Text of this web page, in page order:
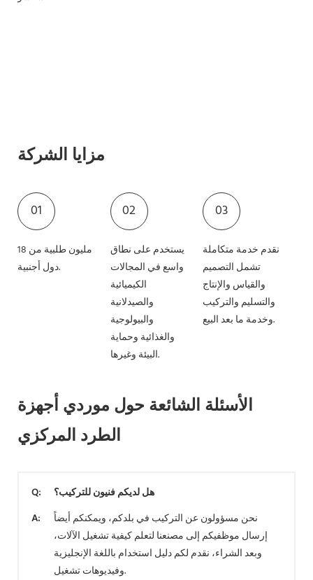
مزايا الشركة
01
18 مليون طلبية من
دول أجنبية.
02
يستخدم على نطاق
واسع في المجالات
الكيميائية
والصيدلانية
والبيولوجية
والغذائية وحماية
البيئة وغيرها.
03
نقدم خدمة متكاملة
تشمل التصميم
والقياس والإنتاج
والتسليم والتركيب
وخدمة ما بعد البيع.
الأسئلة الشائعة حول موردي أجهزة
الطرد المركزي
Q:
هل لديكم فنيون للتركيب؟
A:
نحن مسؤولون عن التركيب في بلدكم، ويمكنكم أيضاً
إرسال موظفيكم إلى مصنعنا لتعلم كيفية تشغيل الآلات،
وبعد الشراء، نقدم لكم دليل استخدام باللغة الإنجليزية
وفيديوهات تشغيل.